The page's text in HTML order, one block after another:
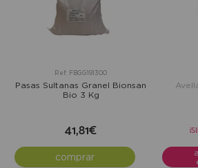
Ref: FBGG191300
Pasas Sultanas Granel Bionsan
Bio 3 Kg
41,81€
comprar